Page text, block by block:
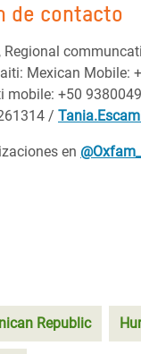
de contacto
Regional
Mexican Mobile:
mobile: +50
/
en
Republic